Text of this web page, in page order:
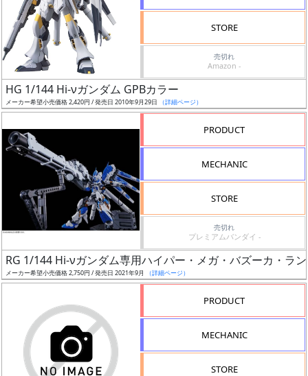
ラ
リ
ー
あ
り
格
改
発
売
時
期
STORE
売切れ
Amazon -
HG 1/144 Hi-νガンダム GPBカラー
メーカー希望小売価格 2,420円 / 発売日 2010年9月29日 （詳細ページ）
PRODUCT
MECHANIC
STORE
売切れ
プレミアムバンダイ -
RG 1/144 Hi-νガンダム専用ハイパー・メガ・バズーカ・ラ
メーカー希望小売価格 2,750円 / 発売日 2021年9月 （詳細ページ）
PRODUCT
MECHANIC
STORE